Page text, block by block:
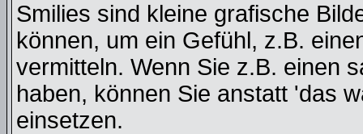
Smilies sind kleine grafische
können, um ein Gefühl, z.B.
vermitteln. Wenn Sie z.B. einen
haben, können Sie anstatt 'das
einsetzen.